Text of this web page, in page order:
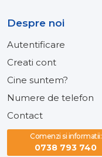
Despre noi
Autentificare
Creati cont
Cine suntem?
Numere de telefon
Contact
Comenzi si informatii:
0738 793 740